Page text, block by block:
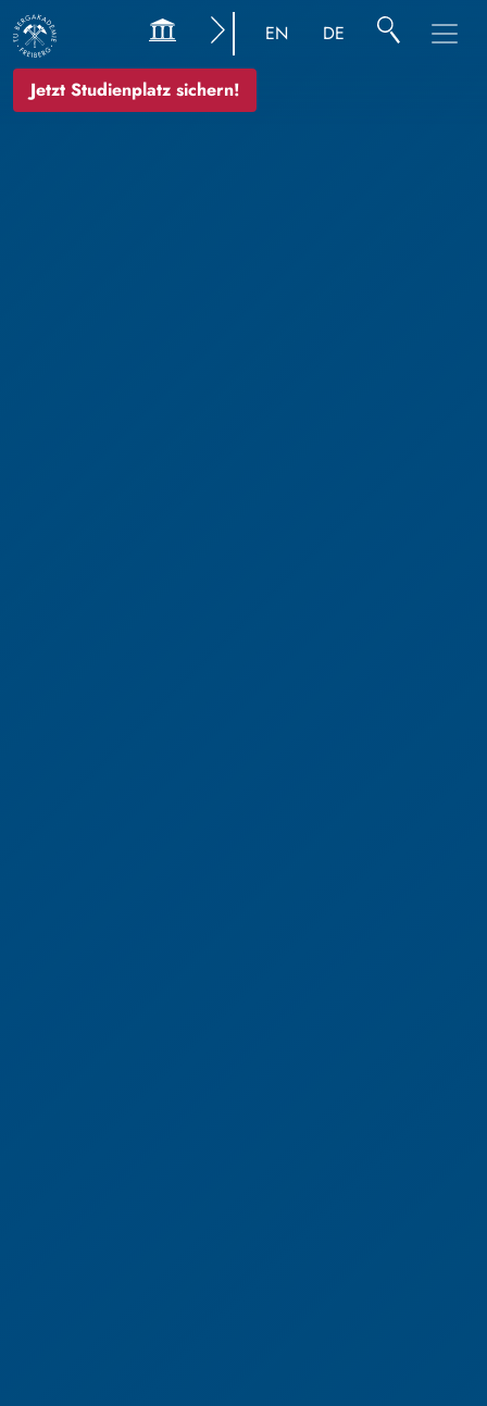
Jetzt Studienplatz sichern!
EN DE